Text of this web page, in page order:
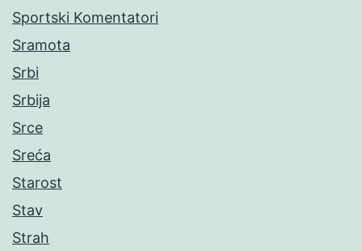
Sportski Komentatori
Sramota
Srbi
Srbija
Srce
Sreća
Starost
Stav
Strah